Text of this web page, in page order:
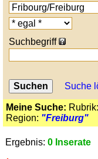
Suchbegriff
Suche
Meine Suche: Rubrik:
Region: "Freiburg"
Ergebnis: 0 Inserate